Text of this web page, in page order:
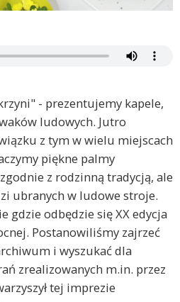
- prezentujemy kapele,
ludowych. Jutro
z tym w wielu miejscach
piękne palmy
z rodzinną tradycją, ale
ubranych w ludowe stroje.
gdzie odbędzie się XX edycja
Postanowiliśmy zajrzeć
i wyszukać dla
zrealizowanych m.in. przez
tej imprezie